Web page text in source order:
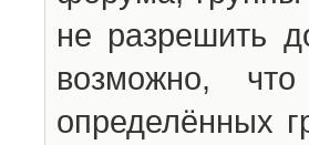
не разрешить
возможно,
определённых